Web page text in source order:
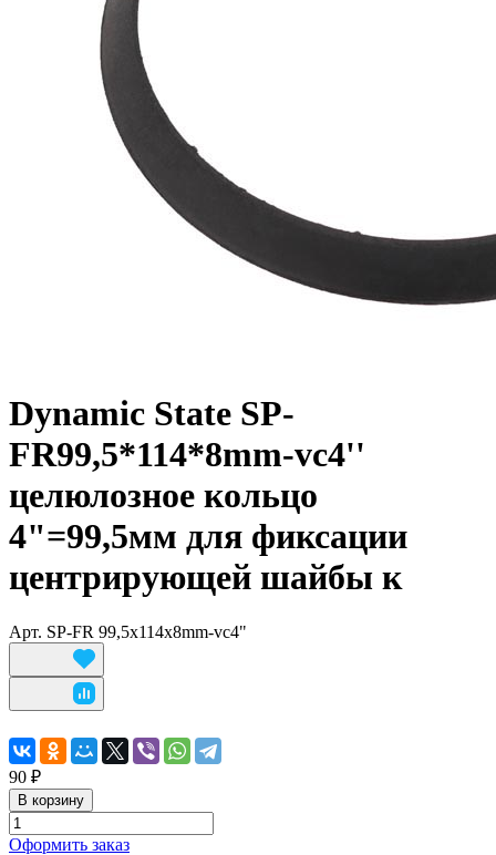
Dynamic State SP-
FR99,5*114*8mm-vc4''
целюлозное кольцо
4"=99,5мм для фиксации
центрирующей шайбы к
Арт. SP-FR 99,5х114х8mm-vc4"
90 ₽
В корзину
Оформить заказ